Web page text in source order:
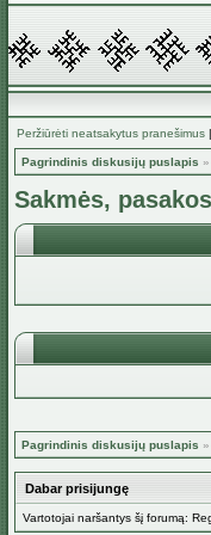
Peržiūrėti neatsakytus pranešimus |
Pagrindinis diskusijų puslapis »
Sakmės,
Pagrindinis diskusijų puslapis »
Dabar prisijungę
Vartotojai naršantys šį forumą: